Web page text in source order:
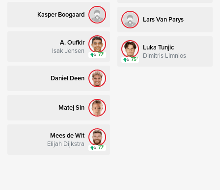
Kasper Boogaard
A. Oufkir
Isak Jensen 77’
Daniel Deen
Matej Sin
Mees de Wit
Elijah Dijkstra 77’
Lars Van Parys
Luka Tunjic
Dimitris Limnios
75’